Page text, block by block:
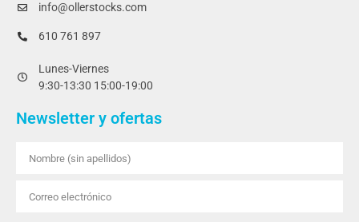
info@ollerstocks.com
610 761 897
Lunes-Viernes
9:30-13:30 15:00-19:00
Newsletter y ofertas